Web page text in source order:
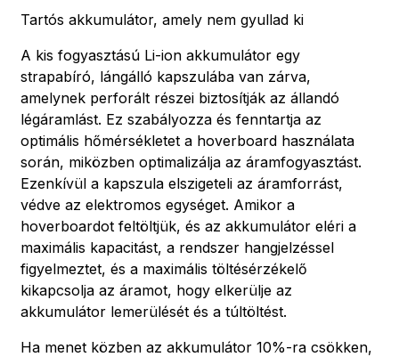
Tartós akkumulátor, amely nem gyullad ki
A kis fogyasztású Li-ion akkumulátor egy
strapabíró, lángálló kapszulába van zárva,
amelynek perforált részei biztosítják az állandó
légáramlást. Ez szabályozza és fenntartja az
optimális hőmérsékletet a hoverboard használata
során, miközben optimalizálja az áramfogyasztást.
Ezenkívül a kapszula elszigeteli az áramforrást,
védve az elektromos egységet. Amikor a
hoverboardot feltöltjük, és az akkumulátor eléri a
maximális kapacitást, a rendszer hangjelzéssel
figyelmeztet, és a maximális töltésérzékelő
kikapcsolja az áramot, hogy elkerülje az
akkumulátor lemerülését és a túltöltést.
Ha menet közben az akkumulátor 10%-ra csökken,